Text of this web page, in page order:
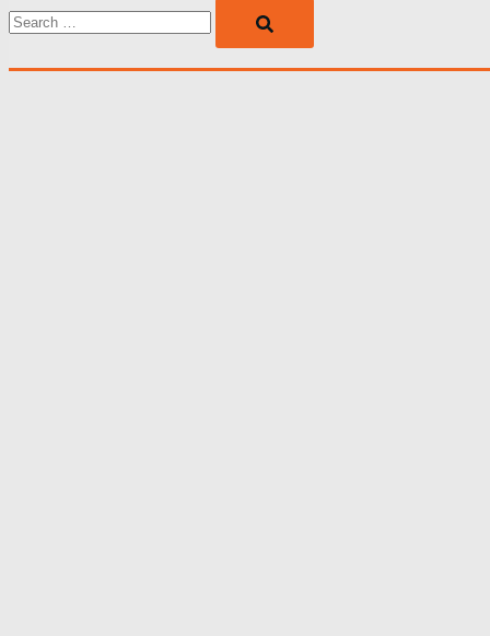
Search…